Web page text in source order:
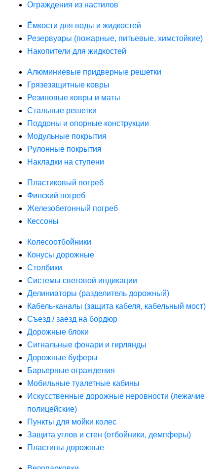
Ограждения из настилов
Ёмкости для воды и жидкостей
Резервуары (пожарные, питьевые, химстойкие)
Накопители для жидкостей
Алюминиевые придверные решетки
Грязезащитные ковры
Резиновые ковры и маты
Стальные решетки
Поддоны и опорные конструкции
Модульные покрытия
Рулонные покрытия
Накладки на ступени
Пластиковый погреб
Финский погреб
Железобетонный погреб
Кессоны
Колесоотбойники
Конусы дорожные
Столбики
Системы световой индикации
Делиниаторы (разделитель дорожный)
Кабель-каналы (защита кабеля, кабельный мост)
Съезд / заезд на бордюр
Дорожные блоки
Сигнальные фонари и гирлянды
Дорожные буферы
Барьерные ограждения
Мобильные туалетные кабины
Искусственные дорожные неровности (лежачие
полицейские)
Пункты для мойки колес
Защита углов и стен (отбойники, демпферы)
Пластины дорожные